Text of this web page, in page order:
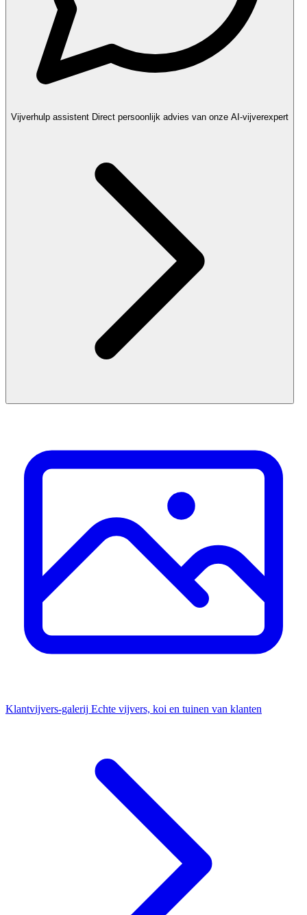
Vijverhulp assistent Direct persoonlijk advies van onze AI-vijverexpert
Klantvijvers-galerij Echte vijvers, koi en tuinen van klanten